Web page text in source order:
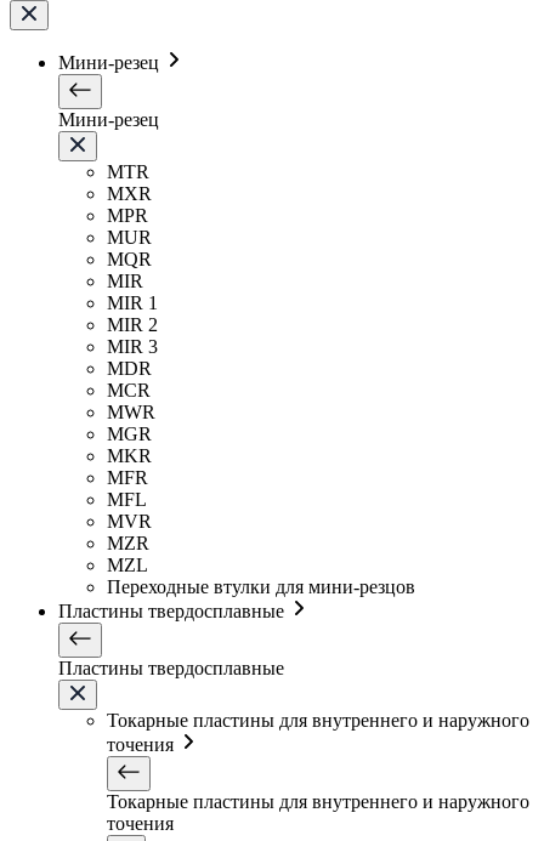
Мини-резец
Мини-резец
MTR
MXR
MPR
MUR
MQR
MIR
MIR 1
MIR 2
MIR 3
MDR
MCR
MWR
MGR
MKR
MFR
MFL
MVR
MZR
MZL
Переходные втулки для мини-резцов
Пластины твердосплавные
Пластины твердосплавные
Токарные пластины для внутреннего и наружного
точения
Токарные пластины для внутреннего и наружного
точения